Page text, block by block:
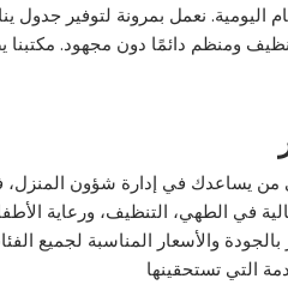
اليومية. نعمل بمرونة لتوفير
ومنظم دائمًا دون مجهود. مكتبنا
من يساعدك في إدارة شؤون
في الطهي، التنظيف، ورعاية
بالجودة والأسعار المناسبة لجميع
التي تستحقينها